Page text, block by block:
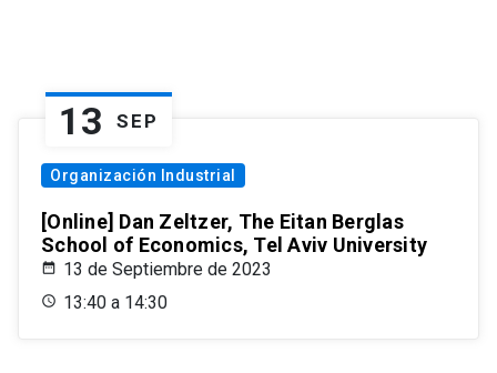
13 SEP
Organización Industrial
[Online] Dan Zeltzer, The Eitan Berglas
School of Economics, Tel Aviv University
13 de Septiembre de 2023
13:40 a 14:30